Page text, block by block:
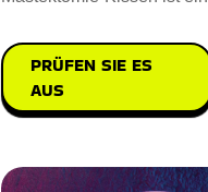
ein
PRÜFEN SIE ES
AUS